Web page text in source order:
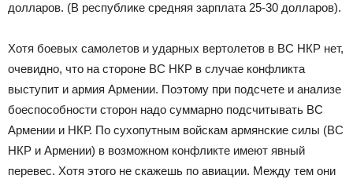
долларов. (В республике средняя зарплата 25-30 долларов).
Хотя боевых самолетов и ударных вертолетов в ВС НКР нет,
очевидно, что на стороне ВС НКР в случае конфликта
выступит и армия Армении. Поэтому при подсчете и анализе
боеспособности сторон надо суммарно подсчитывать ВС
Армении и НКР. По сухопутным войскам армянские силы (ВС
НКР и Армении) в возможном конфликте имеют явный
перевес. Хотя этого не скажешь по авиации. Между тем они